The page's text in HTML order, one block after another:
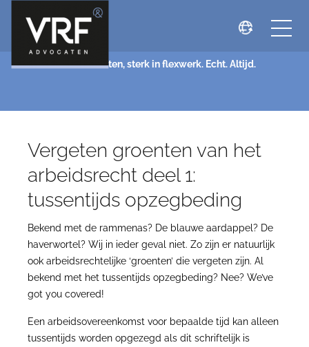
VRF Advocaten, sterk in flexwerk. Echt. Altijd.
Vergeten groenten van het
arbeidsrecht deel 1:
tussentijds opzegbeding
Bekend met de rammenas? De blauwe aardappel? De
haverwortel? Wij in ieder geval niet. Zo zijn er natuurlijk
ook arbeidsrechtelijke ‘groenten’ die vergeten zijn. Al
bekend met het tussentijds opzegbeding? Nee? We’ve
got you covered!
Een arbeidsovereenkomst voor bepaalde tijd kan alleen
tussentijds worden opgezegd als dit schriftelijk is